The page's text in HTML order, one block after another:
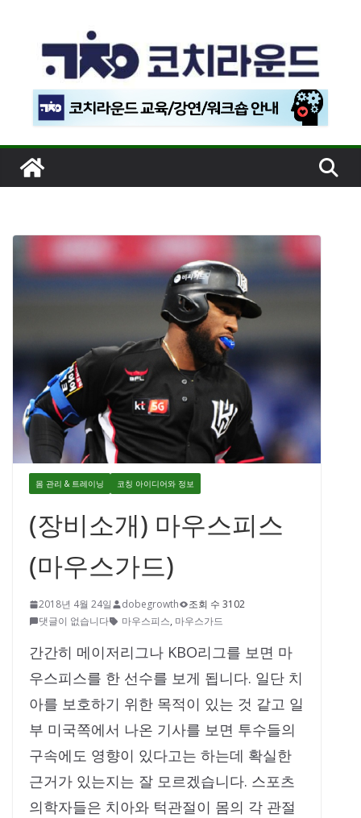
너
기
몸 관리 & 트레이닝 코칭 아이디어와 정보
(장비소개) 마우스피스
(마우스가드)
2018년 4월 24일 dobegrowth
조회 수 3102
댓글이 없습니다
마우스피스, 마우스가드
간간히 메이저리그나 KBO리그를 보면 마
우스피스를 한 선수를 보게 됩니다. 일단 치
아를 보호하기 위한 목적이 있는 것 같고 일
부 미국쪽에서 나온 기사를 보면 투수들의
구속에도 영향이 있다고는 하는데 확실한
근거가 있는지는 잘 모르겠습니다. 스포츠
의학자들은 치아와 턱관절이 몸의 각 관절